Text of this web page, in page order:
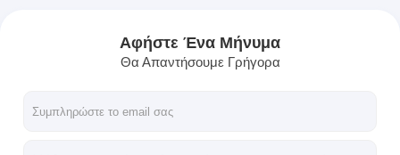
Αφήστε Ένα Μήνυμα
Θα Απαντήσουμε Γρήγορα